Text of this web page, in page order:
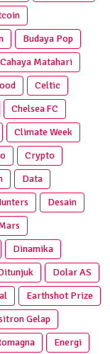
Budaya Pop
Cahaya Matahari
Celtic
Chelsea FC
Climate Week
Crypto
Data
Desain
Dinamika
Dolar AS
Earthshot Prize
Gelap
Energi